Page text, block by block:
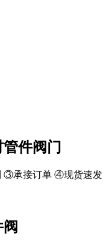
件阀门
承接订单 ④现货速发